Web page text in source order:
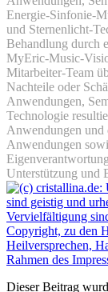
Energie-Sinfonie-
und Sternenlicht-
Behandlung durch
MyEric-Music-
Mitarbeiter-Team
Nachteile oder
Anwendungen,
Technologie
Anwendungen und
Anwendungen
Unterstützung und
Dieser Beitrag